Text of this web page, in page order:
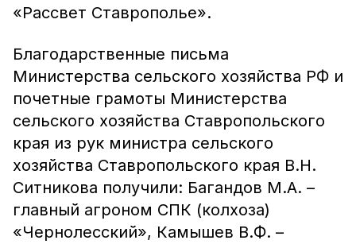
«Рассвет Ставрополье».
Благодарственные письма
Министерства сельского хозяйства РФ и
почетные грамоты Министерства
сельского хозяйства Ставропольского
края из рук министра сельского
хозяйства Ставропольского края В.Н.
Ситникова получили: Багандов М.А. –
главный агроном СПК (колхоза)
«Чернолесский», Камышев В.Ф. –